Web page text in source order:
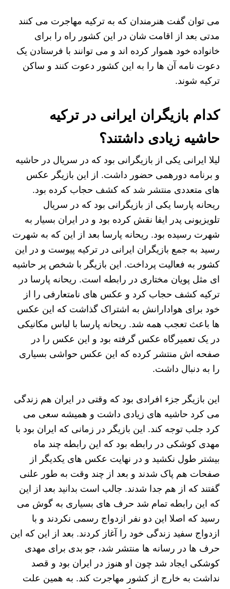
می توان گفت هنرمندان که به ترکیه مهاجرت می کنند
مدتی بعد از اقامت شان در این کشور راه را برای
خانواده خود هموار کرده اند و می توانند با فرستادن یک
دعوت نامه آن ها را به این کشور دعوت کنند و ساکن
ترکیه شوند.
کدام بازیگران ایرانی در ترکیه
حاشیه زیادی داشتند؟
لیلا ایرانی یکی از بازیگرانی بود که در سریال در حاشیه
و برنامه دورهمی حضور داشت. از این بازیگر عکس
های متعددی منتشر شد که کشف حجاب کرده بود.
ریحانه پارسا یکی از بازیگرانی بود که در سریال
تلویزیونی پدر ایفا نقش کرده بود و در ایران بسیار به
شهرت رسیده بود. ریحانه پارسا بعد از این که به شهرت
رسید به جمع بازیگران ایرانی در ترکیه پیوست و در این
کشور به فعالیت پرداخت. این بازیگر با شخص پر حاشیه
ای مثل پویان مختاری در رابطه است. ریحانه پارسا در
ترکیه کشف حجاب کرد و عکس های نامتعارفی را از
خود برای هوادارانش به اشتراک گذاشت که این عکس
ها باعث تعجب همه شد. ریحانه پارسا با لباس مکانیکی
در یک تعمیرگاه عکس گرفته بود و این عکس را در
صفحه اش منتشر کرده که این عکس حواشی بسیاری
را به دنبال داشت.
این بازیگر جزء افرادی بود که وقتی در ایران هم زندگی
می کرد حاشیه های زیادی داشت و همیشه سعی می
کرد جلب توجه کند. این بازیگر در زمانی که ایران بود با
مهدی کوشکی در رابطه بود که این رابطه چند ماه
بیشتر طول نکشید و در نهایت عکس های یکدیگر از
صفحات هم پاک شدند و بعد از چند وقت به طور علنی
گفتند که از هم جدا شدند. جالب است بدانید بعد از این
که این رابطه تمام شد حرف های بسیاری به گوش می
رسید که اصلا این دو نفر ازدواج رسمی نکردند و با
ازدواج سفید زندگی خود را آغاز کردند. بعد از این که این
حرف ها در رسانه ها منتشر شد، جو بدی برای مهدی
کوشکی ایجاد شد چون او هنوز در ایران بود و قصد
نداشت به خارج از کشور مهاجرت کند. به همین علت